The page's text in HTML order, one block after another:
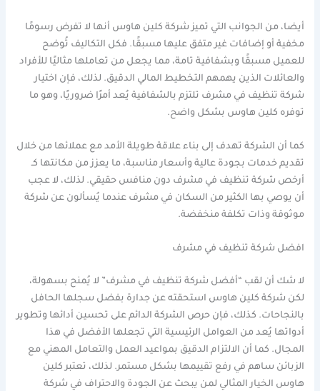
أيضا، من الجوانب التي تميز شركة كلين هاوس أنها لا تفرض رسومًا
مخفية أو إضافات غير متفق عليها مسبقًا. فكل التكاليف تُوضح
للعميل مسبقًا وبشفافية تامة، مما يجعل من تعاملها مثاليًا للأفراد
والعائلات الذين يهمهم التخطيط المالي الدقيق. لذلك، فإن اختيار
شركة تنظيف في مشرف تلتزم بالشفافية يُعد أمرًا ضروريًا، وهو ما
توفره كلين هاوس بشكل واضح.
كما أن الشركة تهدف إلى بناء علاقة طويلة الأمد مع عملائها من خلال
تقديم خدمات بجودة عالية وأسعار مناسبة، ما يعزز من مكانتها كـ
أرخص شركة تنظيف في مشرف دون منافس حقيقي. لذلك، لا عجب
أن يوصي بها الكثير من السكان في مشرف عندما يُسألون عن شركة
موثوقة وذات تكلفة منخفضة.
افضل شركة تنظيف في مشرف
لا شك أن لقب “أفضل شركة تنظيف في مشرف” لا يُمنح بسهولة،
لكن شركة كلين هاوس استحقته عن جدارة بفضل سجلها الحافل
بالنجاحات. كذلك، فإن حرص الشركة الدائم على تحسين أدائها وتطوير
أدواتها يُعد من العوامل الرئيسية التي تجعلها الأفضل في هذا
المجال. كما أن الالتزام الدقيق بمواعيد العمل والتعامل المهني مع
الزبائن ساهم في رفع تقييمها بشكل مستمر. لذلك، تعتبر كلين
هاوس الخيار المثالي لمن يبحث عن الجودة والاحتراف في شركة